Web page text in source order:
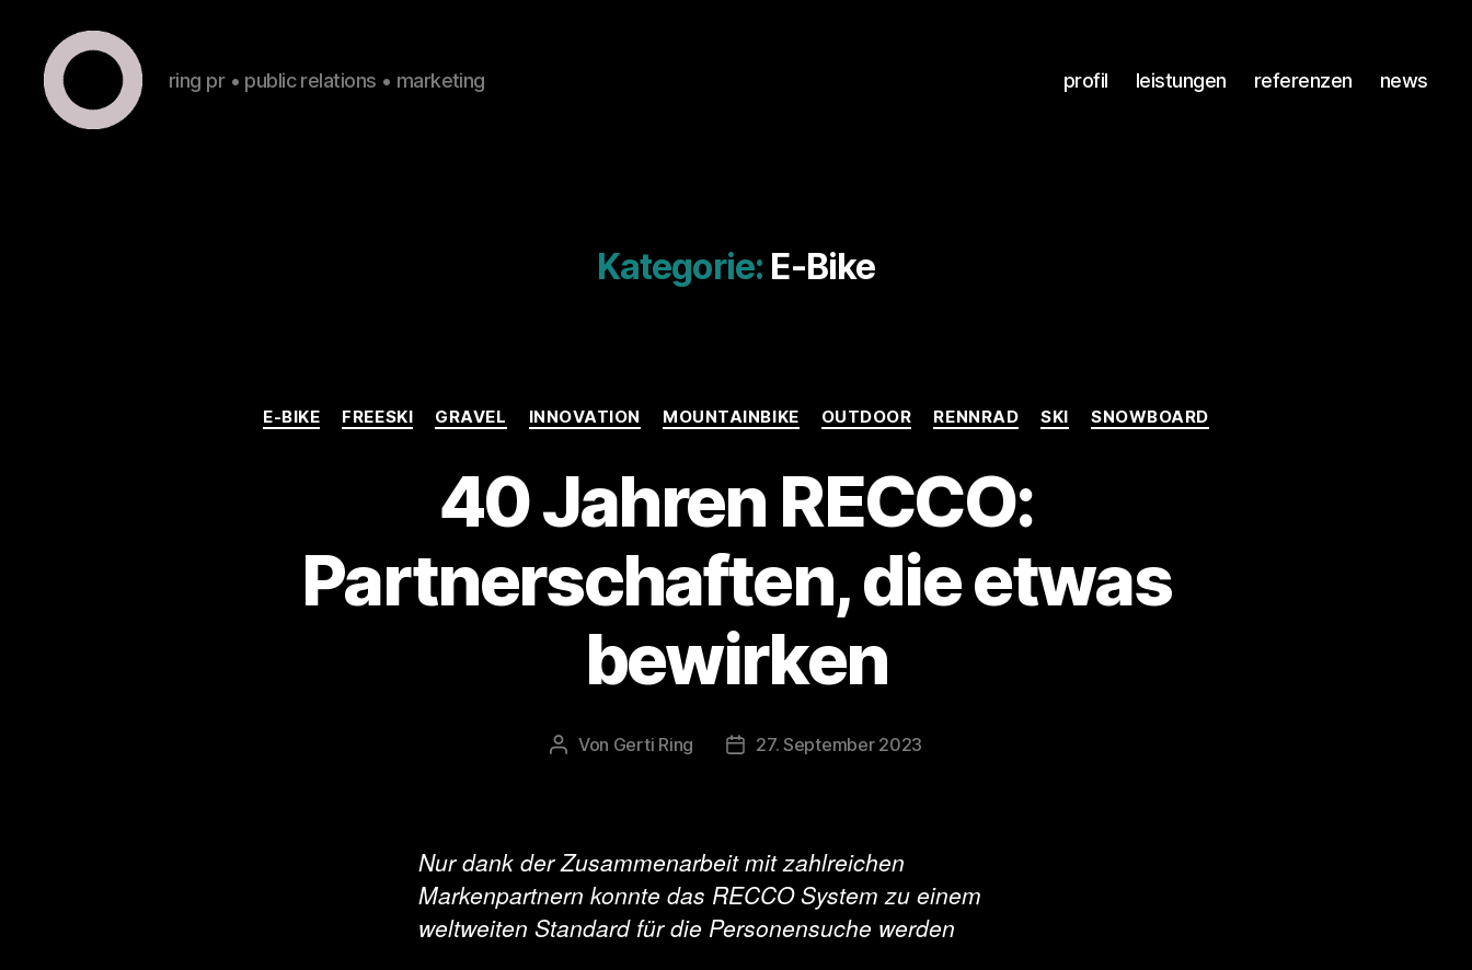
ring pr • public relations • marketing profil leistungen referenzen news
Kategorie: E-Bike
Kategorien
E-BIKE FREESKI GRAVEL INNOVATION MOUNTAINBIKE OUTDOOR RENNRAD SKI SNOWBOARD
40 Jahren RECCO:
Partnerschaften, die etwas
bewirken
Beitragsautor
Von Gerti Ring Veröffentlichungsdatum
27. September 2023
Nur dank der Zusammenarbeit mit zahlreichen
Markenpartnern konnte das RECCO System zu einem
weltweiten Standard für die Personensuche werden